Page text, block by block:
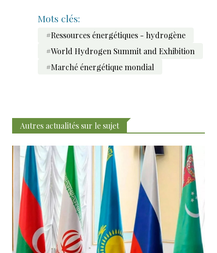
Mots clés:
#Ressources énergétiques - hydrogène
#World Hydrogen Summit and Exhibition
#Marché énergétique mondial
Autres actualités sur le sujet